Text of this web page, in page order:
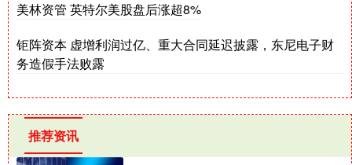
美林资管 英特尔美股盘后涨超8%
钜阵资本 虚增利润过亿、重大合同延迟披露，东尼电子财
务造假手法败露
推荐资讯